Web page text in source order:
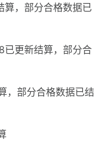
算，部分合格数据已
已更新结算，部分合
，部分合格数据已结